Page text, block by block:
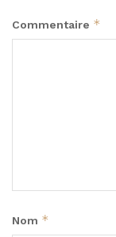
Commentaire *
Nom *